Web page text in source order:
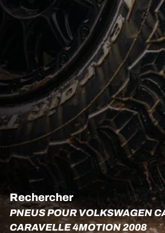
Rechercher
PNEUS POUR VOLKSWAGEN
CARAVELLE 4MOTION 2008